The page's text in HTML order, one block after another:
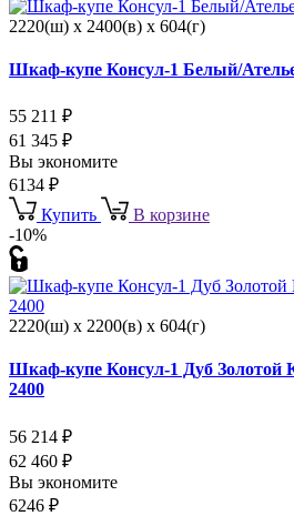
2220(ш) x 2400(в) x 604(г)
Шкаф-купе Консул-1 Белый/
55 211 ₽
61 345 ₽
Вы экономите
6134 ₽
Купить
В корзине
-10%
2220(ш) x 2200(в) x 604(г)
Шкаф-купе Консул-1 Дуб Золотой
2400
56 214 ₽
62 460 ₽
Вы экономите
6246 ₽